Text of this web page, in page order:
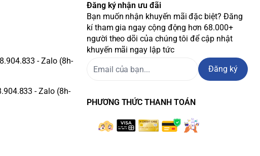
- Zalo (8h-
- Zalo (8h-
Đăng ký nhận ưu đãi
Bạn muốn nhận khuyến mãi đặc biệt? Đăng
kí tham gia ngay cộng động hơn 68.000+
người theo dõi của chúng tôi để cập nhật
khuyến mãi ngay lập tức
Đăng ký
PHƯƠNG THỨC THANH TOÁN